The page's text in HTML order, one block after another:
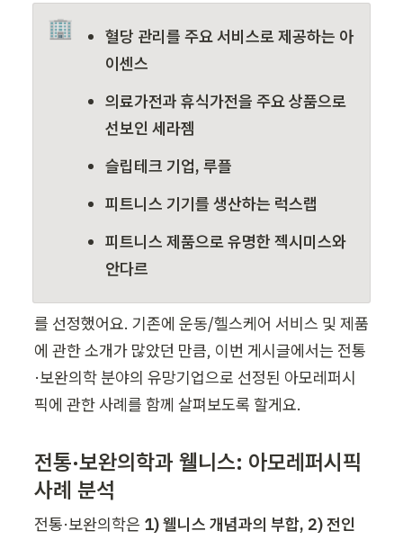
🏢
혈당 관리를 주요 서비스로 제공하는 아
이센스
의료가전과 휴식가전을 주요 상품으로
선보인 세라젬
슬립테크 기업, 루플
피트니스 기기를 생산하는 럭스랩
피트니스 제품으로 유명한 젝시미스와
안다르
를 선정했어요. 기존에 운동/헬스케어 서비스 및 제품
에 관한 소개가 많았던 만큼, 이번 게시글에서는 전통
·보완의학 분야의 유망기업으로 선정된 아모레퍼시
픽에 관한 사례를 함께 살펴보도록 할게요.
전통·보완의학과 웰니스: 아모레퍼시픽
사례 분석
전통·보완의학은 1) 웰니스 개념과의 부합, 2) 전인